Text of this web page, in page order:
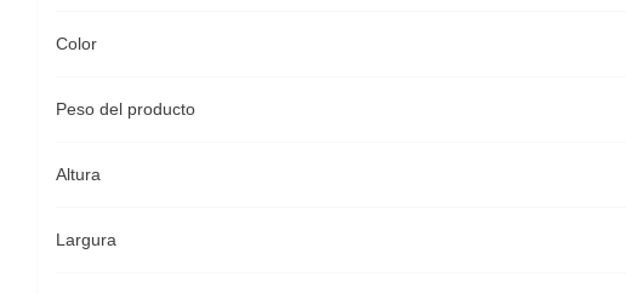
Color
Peso del producto
Altura
Largura